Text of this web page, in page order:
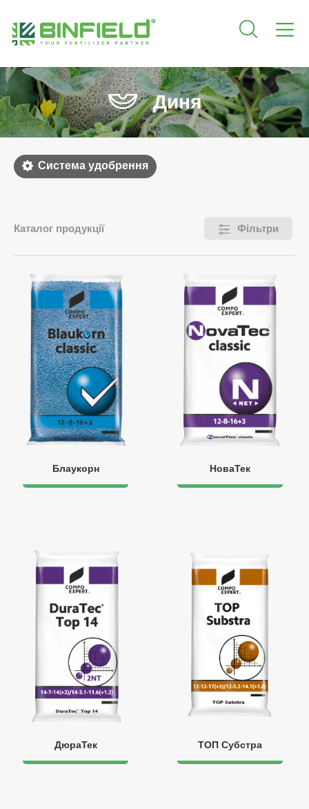
Диня
Система удобрення
Каталог продукції Фільтри
Блаукорн НоваТек
ДюраТек ТОП Субстра